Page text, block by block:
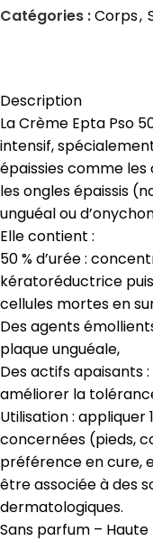
Catégories :Corps,
Description
La Crème Epta Pso
intensif,
épaissies comme les
les ongles épaissis
unguéal ou
Elle contient :
50 % d’urée :
kératoréductrice
cellules mortes en
Des agents
plaque unguéale,
Des actifs apaisants
améliorer la
Utilisation : appliquer
concernées (pieds,
préférence en cure,
être associée à des
dermatologiques.
Sans parfum –